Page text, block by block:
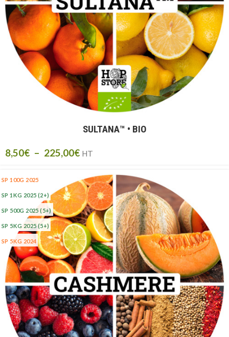
SULTANA™ • BIO
8,50€ – 225,00€ HT
SP 100G 2025
SP 1KG 2025 (2+)
SP 500G 2025(5+)
SP 5KG 2025(5+)
SP 5KG 2024